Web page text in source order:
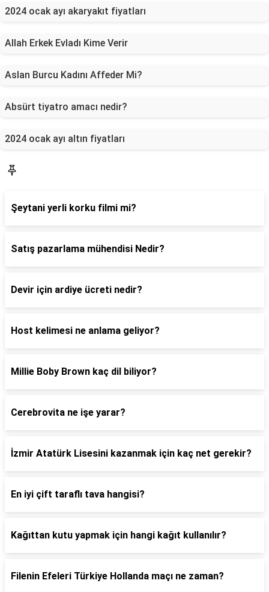
2024 ocak ayı akaryakıt fiyatları
Allah Erkek Evladı Kime Verir
Aslan Burcu Kadını Affeder Mi?
Absürt tiyatro amacı nedir?
2024 ocak ayı altın fiyatları
Şeytani yerli korku filmi mi?
Satış pazarlama mühendisi Nedir?
Devir için ardiye ücreti nedir?
Host kelimesi ne anlama geliyor?
Millie Boby Brown kaç dil biliyor?
Cerebrovita ne işe yarar?
İzmir Atatürk Lisesini kazanmak için kaç net gerekir?
En iyi çift taraflı tava hangisi?
Kağıttan kutu yapmak için hangi kağıt kullanılır?
Filenin Efeleri Türkiye Hollanda maçı ne zaman?